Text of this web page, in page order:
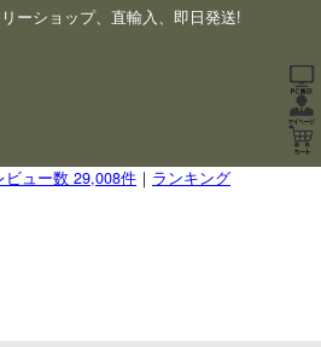
ーショップ、直輸入、即日発送!
ビュー数 29,008件 ｜ ランキング